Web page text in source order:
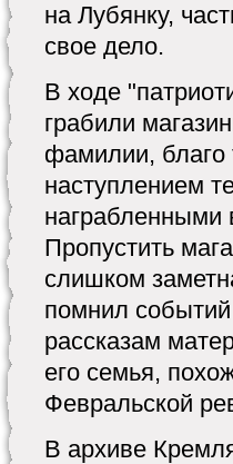
на Лубянку,
свое дело.
В ходе
грабили
фамилии, благо
наступлением
Пропустить
слишком
помнил событий
рассказам
его семья,
Февральской
В архиве